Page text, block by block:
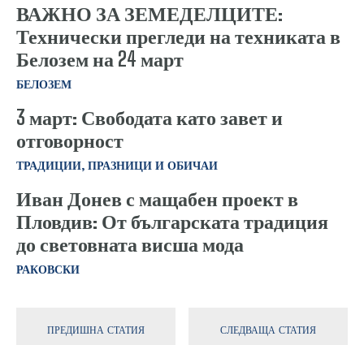
ВАЖНО ЗА ЗЕМЕДЕЛЦИТЕ:
Технически прегледи на техниката в
Белозем на 24 март
БЕЛОЗЕМ
3 март: Свободата като завет и
отговорност
ТРАДИЦИИ, ПРАЗНИЦИ И ОБИЧАИ
Иван Донев с мащабен проект в
Пловдив: От българската традиция
до световната висша мода
РАКОВСКИ
ПРЕДИШНА СТАТИЯ СЛЕДВАЩА СТАТИЯ